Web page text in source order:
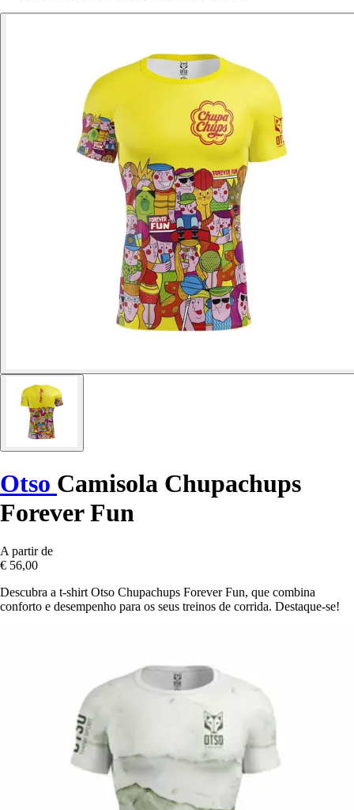
Otso Camisola Chupachups
Forever Fun
A partir de
€ 56,00
Descubra a t-shirt Otso Chupachups Forever Fun, que combina
conforto e desempenho para os seus treinos de corrida. Destaque-se!